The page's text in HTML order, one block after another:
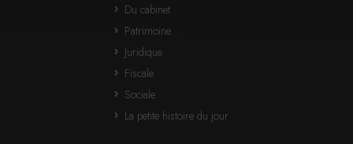
Du cabinet
Patrimoine
Juridique
Fiscale
Sociale
La petite histoire du jour